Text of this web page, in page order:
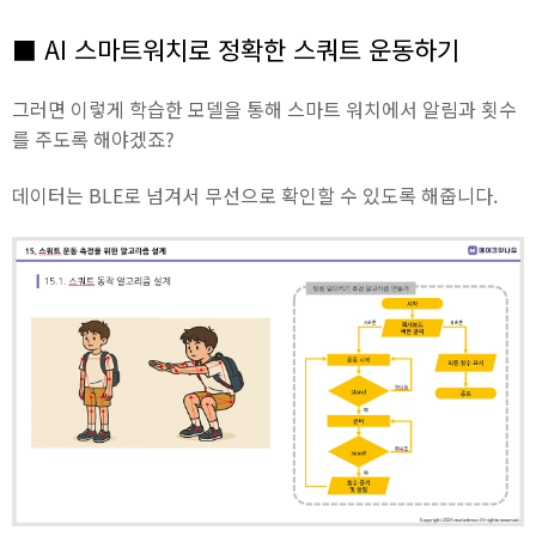
■ AI 스마트워치로 정확한 스쿼트 운동하기
그러면 이렇게 학습한 모델을 통해 스마트 워치에서 알림과 횟수
를 주도록 해야겠죠?
데이터는 BLE로 넘겨서 무선으로 확인할 수 있도록 해줍니다.